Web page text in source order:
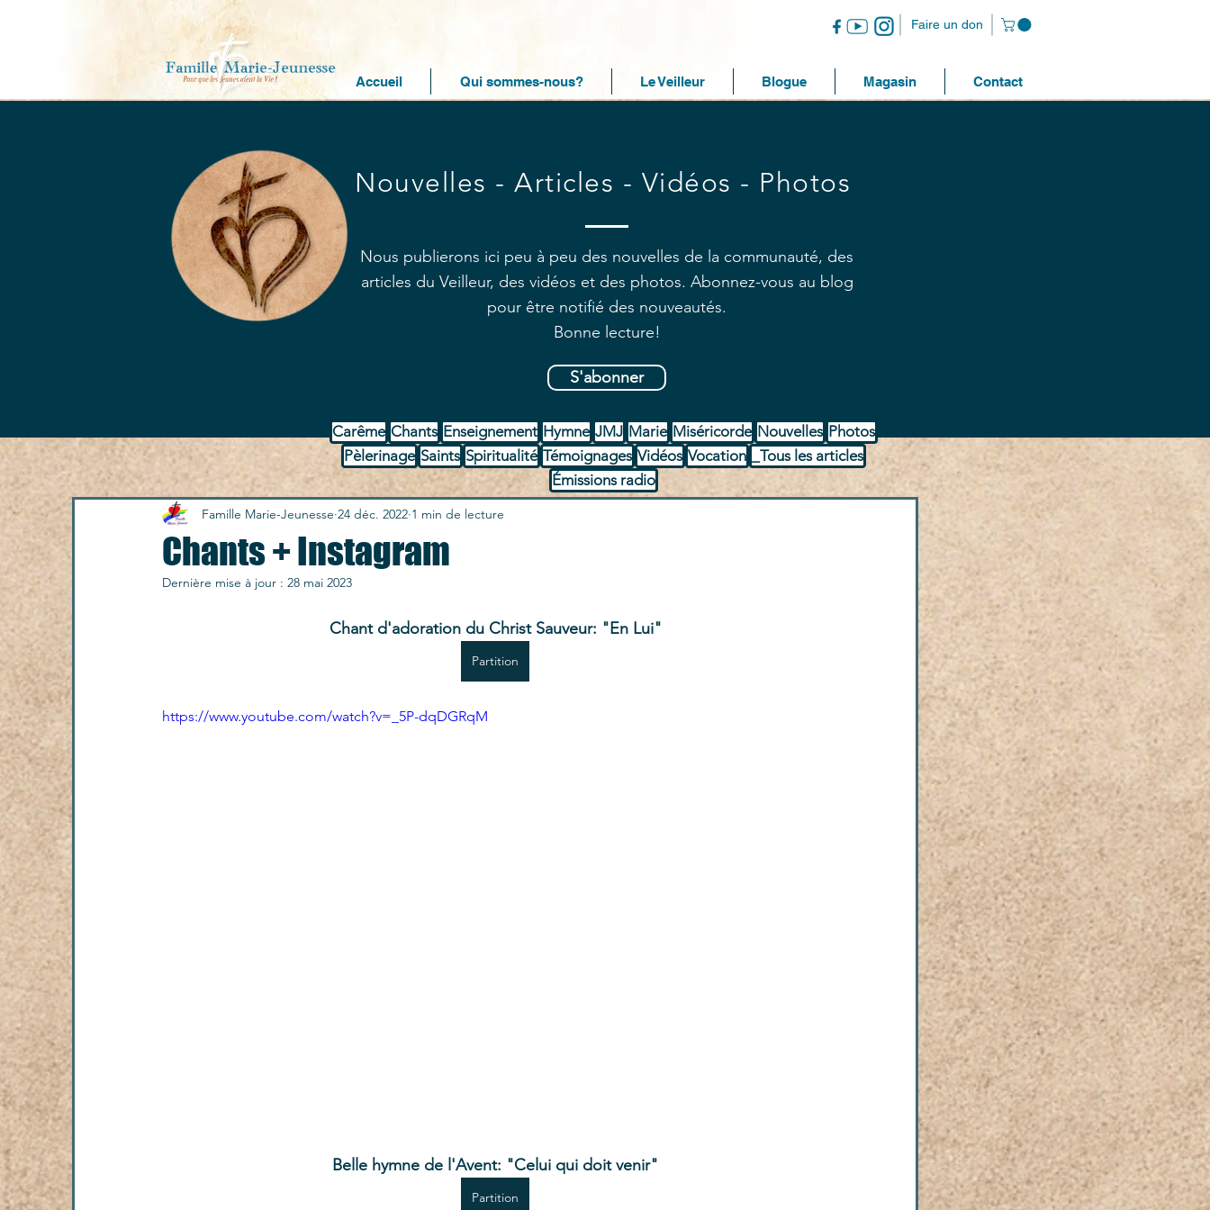
Faire un don
Accueil Qui sommes-nous? Le Veilleur Blogue Magasin Contact
Chants + Instagram
Famille Marie-Jeunesse 24 déc. 2022 1 min de lecture
Dernière mise à jour : 28 mai 2023
Chant d'adoration du Christ Sauveur: "En Lui"
Partition
https://www.youtube.com/watch?v=_5P-dqDGRqM
Belle hymne de l'Avent: "Celui qui doit venir"
Partition
Nouvelles - Articles - Vidéos - Photos
Nous publierons ici peu à peu des nouvelles de la communauté, des
articles du Veilleur, des vidéos et des photos. Abonnez-vous au blog
pour être notifié des nouveautés.
Bonne lecture!
S'abonner
Carême Chants Enseignement Hymne JMJ Marie Miséricorde Nouvelles Photos
Pèlerinage Saints Spiritualité Témoignages Vidéos Vocation
_Tous les articles
Émissions radio